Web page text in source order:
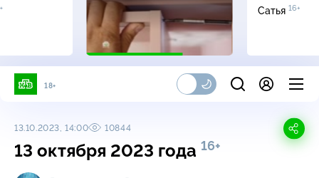
Сатья 16+
18+
13.10.2023, 14:00 10844
13 октября 2023 года 16+